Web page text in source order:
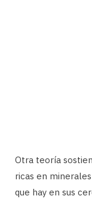
Otra teoría
ricas en
que hay en sus